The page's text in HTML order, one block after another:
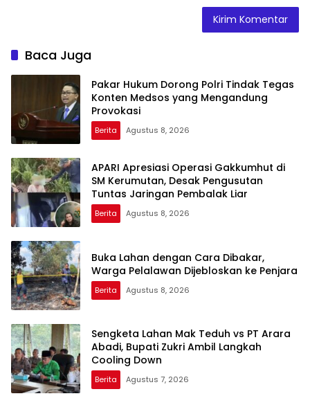
Baca Juga
Pakar Hukum Dorong Polri Tindak Tegas
Konten Medsos yang Mengandung
Provokasi
Berita Agustus 8, 2026
APARI Apresiasi Operasi Gakkumhut di
SM Kerumutan, Desak Pengusutan
Tuntas Jaringan Pembalak Liar
Berita Agustus 8, 2026
Buka Lahan dengan Cara Dibakar,
Warga Pelalawan Dijebloskan ke Penjara
Berita Agustus 8, 2026
Sengketa Lahan Mak Teduh vs PT Arara
Abadi, Bupati Zukri Ambil Langkah
Cooling Down
Berita Agustus 7, 2026